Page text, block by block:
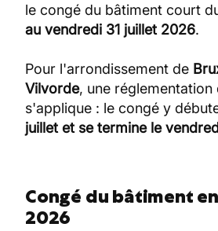
le congé du bâtiment court
au vendredi 31 juillet 2026.
Pour l'arrondissement de
Vilvorde, une réglementation
s'applique : le congé y
juillet et se termine le
Congé du bâtiment
2026